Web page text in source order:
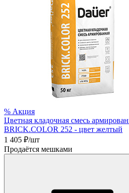
% Акция
Цветная кладочная смесь
BRICK.COLOR 252 - цвет желтый
1 405 ₽/шт
Продаётся мешками